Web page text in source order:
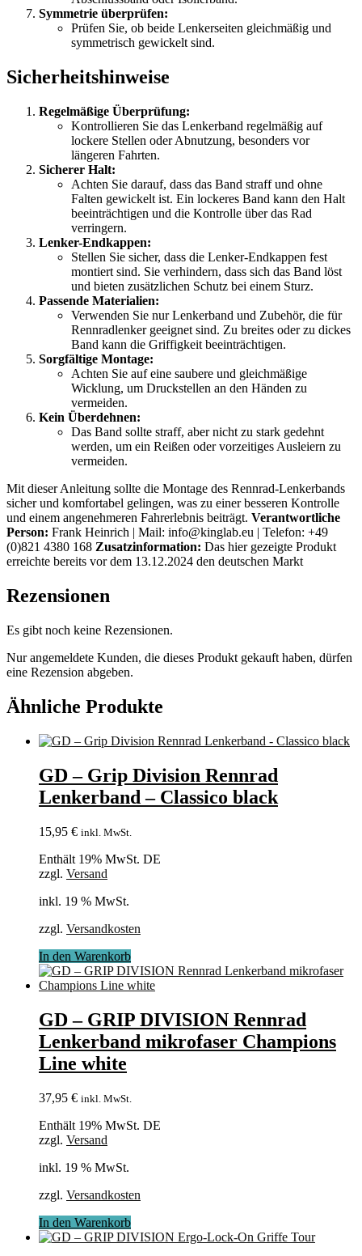
Symmetrie überprüfen:
Prüfen Sie, ob beide Lenkerseiten gleichmäßig und
symmetrisch gewickelt sind.
Sicherheitshinweise
Regelmäßige Überprüfung:
Kontrollieren Sie das Lenkerband regelmäßig auf
lockere Stellen oder Abnutzung, besonders vor
längeren Fahrten.
Sicherer Halt:
Achten Sie darauf, dass das Band straff und ohne
Falten gewickelt ist. Ein lockeres Band kann den Halt
beeinträchtigen und die Kontrolle über das Rad
verringern.
Lenker-Endkappen:
Stellen Sie sicher, dass die Lenker-Endkappen fest
montiert sind. Sie verhindern, dass sich das Band löst
und bieten zusätzlichen Schutz bei einem Sturz.
Passende Materialien:
Verwenden Sie nur Lenkerband und Zubehör, die für
Rennradlenker geeignet sind. Zu breites oder zu dickes
Band kann die Griffigkeit beeinträchtigen.
Sorgfältige Montage:
Achten Sie auf eine saubere und gleichmäßige
Wicklung, um Druckstellen an den Händen zu
vermeiden.
Kein Überdehnen:
Das Band sollte straff, aber nicht zu stark gedehnt
werden, um ein Reißen oder vorzeitiges Ausleiern zu
vermeiden.
Mit dieser Anleitung sollte die Montage des Rennrad-Lenkerbands
sicher und komfortabel gelingen, was zu einer besseren Kontrolle
und einem angenehmeren Fahrerlebnis beiträgt. Verantwortliche
Person: Frank Heinrich | Mail: info@kinglab.eu | Telefon: +49
(0)821 4380 168 Zusatzinformation: Das hier gezeigte Produkt
erreichte bereits vor dem 13.12.2024 den deutschen Markt
Rezensionen
Es gibt noch keine Rezensionen.
Nur angemeldete Kunden, die dieses Produkt gekauft haben, dürfen
eine Rezension abgeben.
Ähnliche Produkte
GD – Grip Division Rennrad
Lenkerband – Classico black
15,95 € inkl. MwSt.
Enthält 19% MwSt. DE
zzgl. Versand
inkl. 19 % MwSt.
zzgl. Versandkosten
In den Warenkorb
GD – GRIP DIVISION Rennrad
Lenkerband mikrofaser Champions
Line white
37,95 € inkl. MwSt.
Enthält 19% MwSt. DE
zzgl. Versand
inkl. 19 % MwSt.
zzgl. Versandkosten
In den Warenkorb